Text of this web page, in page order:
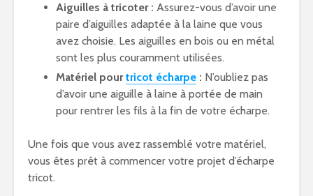
Aiguilles à tricoter : Assurez-vous d’avoir une
paire d’aiguilles adaptée à la laine que vous
avez choisie. Les aiguilles en bois ou en métal
sont les plus couramment utilisées.
Matériel pourtricot écharpe : N’oubliez pas
d’avoir une aiguille à laine à portée de main
pour rentrer les fils à la fin de votre écharpe.
Une fois que vous avez rassemblé votre matériel,
vous êtes prêt à commencer votre projet d’écharpe
tricot.